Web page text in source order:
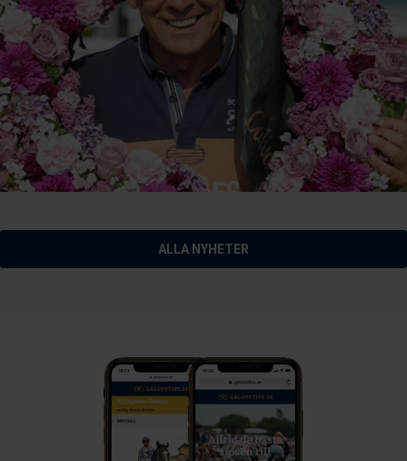
ALLA NYHETER